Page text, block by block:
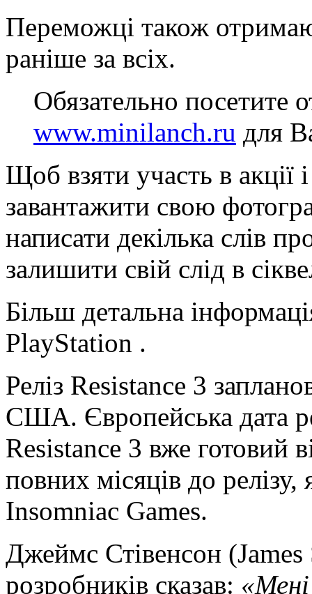
Переможці також
раніше за всіх.
Обязательно посетите
www.minilanch.ru для
Щоб взяти участь в акції
завантажити свою
написати декілька слів
залишити свій слід в
Більш детальна
PlayStation .
Реліз Resistance 3
США. Європейська дата
Resistance 3 вже готовий
повних місяців до
Insomniac Games.
Джеймс Стівенсон
розробників сказав: